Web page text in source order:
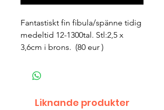
Fantastiskt fin fibula/spänne tidig
medeltid 12-1300tal. Stl:2,5 x
3,6cm i brons.  (80 eur )
Liknande produkter